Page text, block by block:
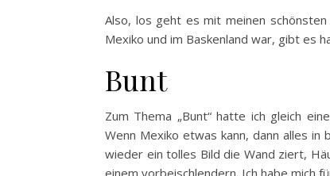
Also, los geht es mit meinen
Mexiko und im Baskenland war, gibt es
Bunt
Zum Thema „Bunt“ hatte ich gleich
Wenn Mexiko etwas kann, dann alles in
wieder ein tolles Bild die Wand ziert,
einem vorbeischlendern. Ich habe mich